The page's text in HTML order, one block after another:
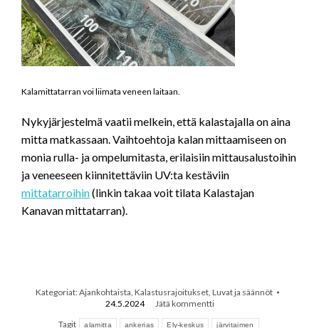
Kalamittatarran voi liimata veneen laitaan.
Nykyjärjestelmä vaatii melkein, että kalastajalla on aina
mitta matkassaan. Vaihtoehtoja kalan mittaamiseen on
monia rulla- ja ompelumitasta, erilaisiin mittausalustoihin
ja veneeseen kiinnitettäviin UV:ta kestäviin
mittatarroihin(linkin takaa voit tilata Kalastajan
Kanavan mittatarran).
Kategoriat:Ajankohtaista Kalastusrajoitukset Luvat ja säännöt
24.5.2024
Jätä kommentti
Tagit
alamitta ankerias Ely-keskus järvitaimen